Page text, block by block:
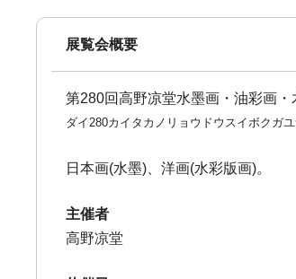
展覧会概要
第280回高野凉堂水墨画・油彩画
ダイ280カイタカノリョウドウスイボクガ
日本画(水墨)、洋画(水彩版画)。
主催者
高野凉堂